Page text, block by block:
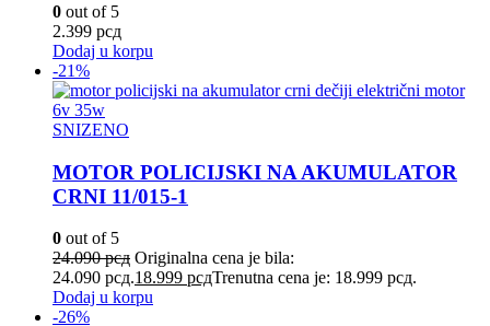
0 out of 5
2.399 рсд
Dodaj u korpu
-21%
SNIZENO
MOTOR POLICIJSKI NA AKUMULATOR
CRNI 11/015-1
0 out of 5
24.090рсд Originalna cena je bila:
24.090 рсд.18.999 рсдTrenutna cena je: 18.999 рсд.
Dodaj u korpu
-26%